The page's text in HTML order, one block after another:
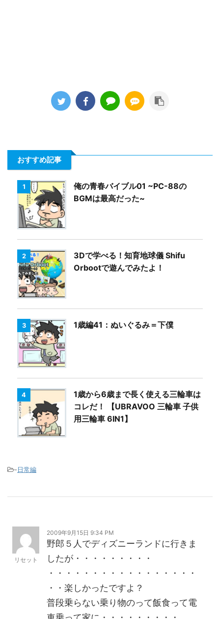
おすすめ記事
1
俺の青春バイブル01 ~PC-88の
BGMは最高だった~
2
3Dで学べる！知育地球儀 Shifu
Orbootで遊んでみたよ！
3 1歳編41：ぬいぐるみ＝下僕
4
1歳から6歳まで長く使える三輪車は
コレだ！ 【UBRAVOO 三輪車 子供
用三輪車 6IN1】
-日常編
リセット
2009年9月15日 9:34 PM
野郎５人でディズニーランドに行きま
したが・・・・・・・・・
・・・・・・・・・・・・・・・・・
・・楽しかったですよ？
普段乗らない乗り物のって飯食って電